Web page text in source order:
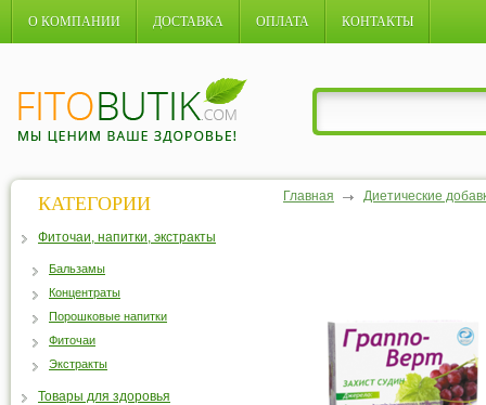
О КОМПАНИИ ДОСТАВКА ОПЛАТА КОНТАКТЫ
Главная Диетические
КАТЕГОРИИ
Фиточаи, напитки, экстракты
Бальзамы
Концентраты
Порошковые напитки
Фиточаи
Экстракты
Товары для здоровья